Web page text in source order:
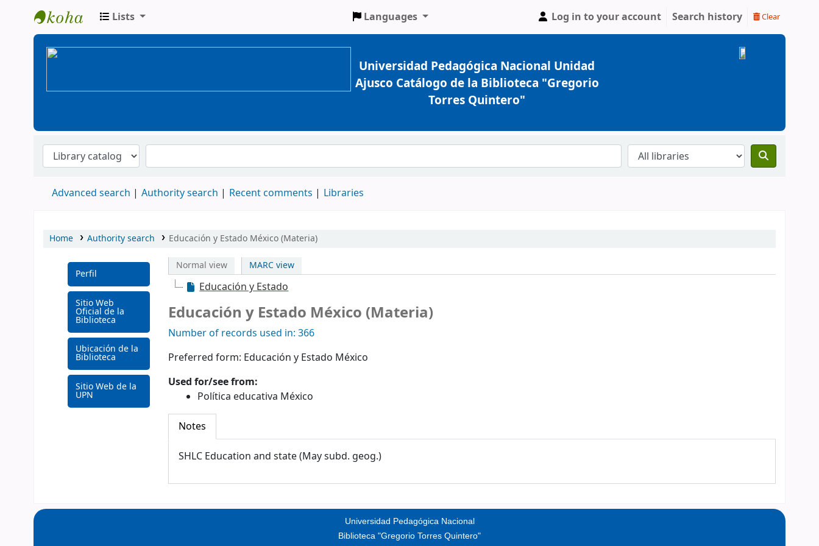
BiblioGTQ
Lists Languages Log in to your account Search history Clear
Universidad Pedagógica Nacional Unidad
Ajusco Catálogo de la Biblioteca "Gregorio
Torres Quintero"
Advanced search Authority search Recent comments Libraries
Home Authority search Educación y Estado México (Materia)
Perfil
Sitio Web
Oficial de la
Biblioteca
Ubicación de la
Biblioteca
Sitio Web de la
UPN
Normal view MARC view
Educación y Estado
Educación y Estado México (Materia)
Number of records used in: 366
Preferred form: Educación y Estado México
Used for/see from:
Política educativa México
Notes
SHLC Education and state (May subd. geog.)
Universidad Pedagógica Nacional
Biblioteca "Gregorio Torres Quintero"